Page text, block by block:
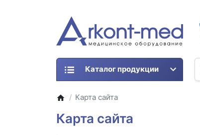
Каталог продукции
Карта сайта
Карта сайта